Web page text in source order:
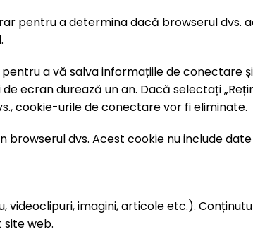
pentru a determina dacă browserul dvs.
a vă salva informațiile de conectare
ecran durează un an. Dacă selectați
cookie-urile de conectare vor fi eliminate.
dvs. Acest cookie nu include
imagini, articole etc.).
web.